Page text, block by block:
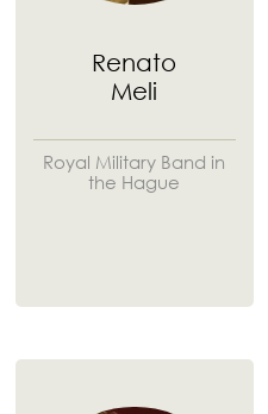
Renato
Meli
Royal Military Band in
the Hague